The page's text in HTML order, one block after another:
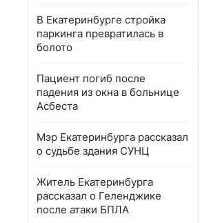
В Екатеринбурге стройка
паркинга превратилась в
болото
Пациент погиб после
падения из окна в больнице
Асбеста
Мэр Екатеринбурга рассказал
о судьбе здания СУНЦ
Житель Екатеринбурга
рассказал о Геленджике
после атаки БПЛА